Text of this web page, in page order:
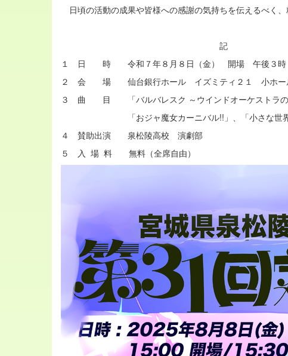
日頃の活動の成果や皆様への感謝の気持ちを伝えるべく
記
１ 日 時 令和７年８月８日（金） 開場 午後３時
２ 会 場 仙台銀行ホール イズミティ２１ 小ホー
３ 曲 目 「バルバレスク ～ウインドオーケストラのた
「おジャ魔女カーニバル!!」、「小さな世界
４ 賛助出演 泉松陵高校 演劇部
５ 入 場 料 無料（全席自由）